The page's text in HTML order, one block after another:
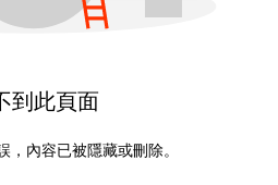
到此頁面
，內容已被隱藏或刪除。